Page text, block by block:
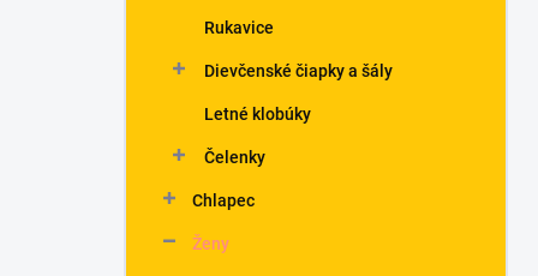
Rukavice
Dievčenské čiapky a šály
Letné klobúky
Čelenky
Chlapec
Ženy